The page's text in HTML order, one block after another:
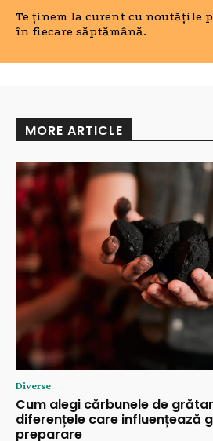
Te ținem la curent cu noutățile
în fiecare săptămână.
MORE ARTICLE
Diverse
Cum alegi cărbunele de
diferențele care influențează
preparare